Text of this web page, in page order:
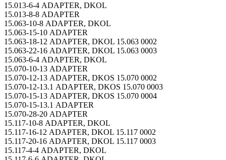
15.013-6-4 ADAPTER, DKOL
15.013-8-8 ADAPTER
15.063-10-8 ADAPTER, DKOL
15.063-15-10 ADAPTER
15.063-18-12 ADAPTER, DKOL 15.063 0002
15.063-22-16 ADAPTER, DKOL 15.063 0003
15.063-6-4 ADAPTER, DKOL
15.070-10-13 ADAPTER
15.070-12-13 ADAPTER, DKOS 15.070 0002
15.070-12-13.1 ADAPTER, DKOS 15.070 0003
15.070-15-13 ADAPTER, DKOS 15.070 0004
15.070-15-13.1 ADAPTER
15.070-28-20 ADAPTER
15.117-10-8 ADAPTER, DKOL
15.117-16-12 ADAPTER, DKOL 15.117 0002
15.117-20-16 ADAPTER, DKOL 15.117 0003
15.117-4-4 ADAPTER, DKOL